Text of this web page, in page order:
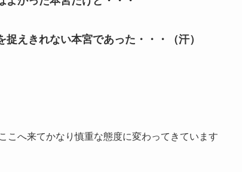
えきれない本宮であった・・・（汗）
こへ来てかなり慎重な態度に変わってきています